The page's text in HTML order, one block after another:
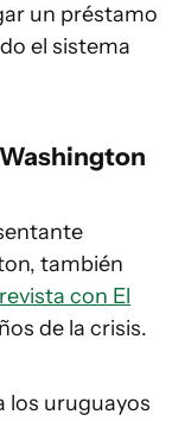
un préstamo
el sistema
también
con El
de la crisis.
los uruguayos